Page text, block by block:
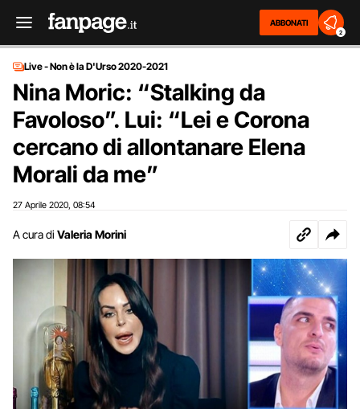
ABBONATI
2
Live - Non è la D'Urso 2020-2021
Nina Moric: “Stalking da
Favoloso”. Lui: “Lei e Corona
cercano di allontanare Elena
Morali da me”
27 Aprile 2020 08:54
A cura di Valeria Morini